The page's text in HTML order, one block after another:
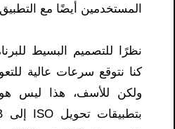
المستخدمين أيضًا مع
نظرًا للتصميم البسيط
كنا نتوقع سرعات عالية
ولكن للأسف، هذا ليس هو